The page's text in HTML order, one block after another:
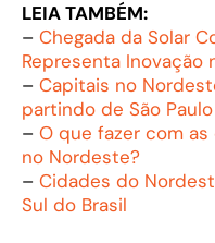
LEIA TAMBÉM:
– Chegada da Solar
Representa Inovação
– Capitais no
partindo de São Paulo
– O que fazer com
no Nordeste?
– Cidades do
Sul do Brasil